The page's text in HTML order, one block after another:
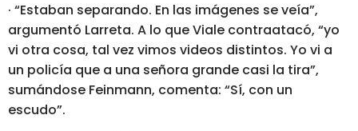
· “Estaban separando. En las imágenes se veía”,
argumentó Larreta. A lo que Viale contraatacó, “yo
vi otra cosa, tal vez vimos videos distintos. Yo vi a
un policía que a una señora grande casi la tira”,
sumándose Feinmann, comenta: “Sí, con un
escudo”.